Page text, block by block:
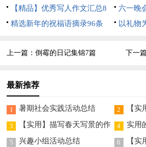
【精品】优秀写人作文汇总8
篇
六一晚
精选新年的祝福语摘录96条
以礼物
上一篇：倒霉的日记集锦7篇 下一篇
最新推荐
1 暑期社会实践活动总结 2
【
5篇
3
【实用】描写春天写景的作
文合集7篇
4
实用
篇
5 兴趣小组活动总结 6
【